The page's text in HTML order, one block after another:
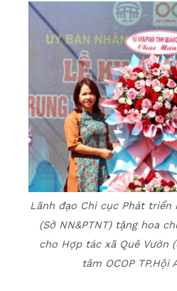
Lãnh đạo Chi cục Phát triển
(Sở NN&PTNT) tặng hoa
cho Hợp tác xã Quê Vườn
tâm OCOP TP.Hội